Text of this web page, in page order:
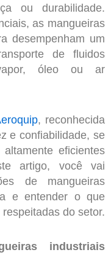
ou durabilidade.
as mangueiras
desempenham um
de fluidos
óleo ou ar
, reconhecida
e confiabilidade, se
eficientes
artigo, você vai
de mangueiras
e entender o que
do setor.
industriais